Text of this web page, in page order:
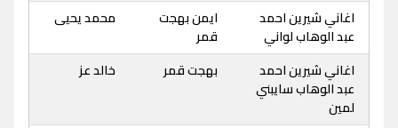
اغاني شيرين احمد
عبد الوهاب لواني
ايمن بهجت
قمر
محمد يحيى
اغاني شيرين احمد
عبد الوهاب سايبني
لمين
بهجت قمر خالد عز